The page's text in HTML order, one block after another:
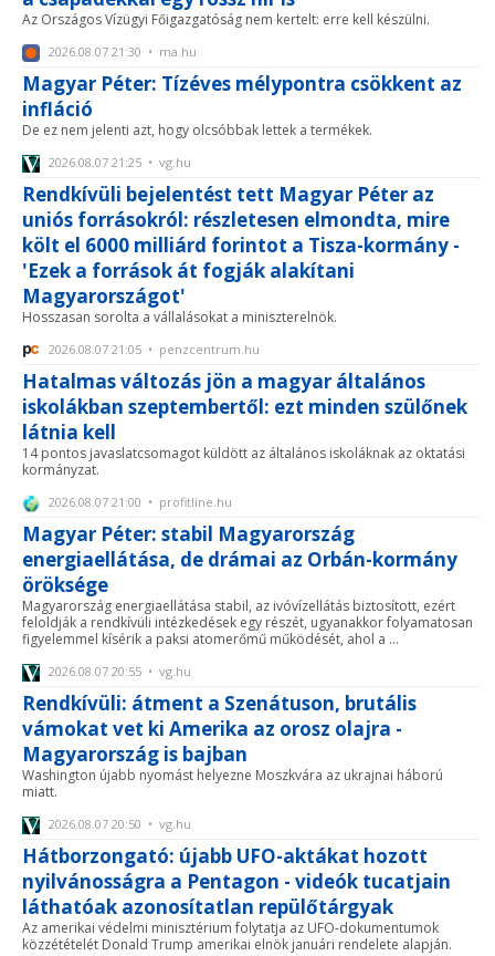
Az Országos Vízügyi Főigazgatóság nem kertelt: erre kell készülni.
2026.08.07 21:30 • ma.hu
Magyar Péter: Tízéves mélypontra csökkent az
infláció
De ez nem jelenti azt, hogy olcsóbbak lettek a termékek.
2026.08.07 21:25 • vg.hu
Rendkívüli bejelentést tett Magyar Péter az
uniós forrásokról: részletesen elmondta, mire
költ el 6000 milliárd forintot a Tisza-kormány -
'Ezek a források át fogják alakítani
Magyarországot'
Hosszasan sorolta a vállalásokat a miniszterelnök.
2026.08.07 21:05 • penzcentrum.hu
Hatalmas változás jön a magyar általános
iskolákban szeptembertől: ezt minden szülőnek
látnia kell
14 pontos javaslatcsomagot küldött az általános iskoláknak az oktatási
kormányzat.
2026.08.07 21:00 • profitline.hu
Magyar Péter: stabil Magyarország
energiaellátása, de drámai az Orbán-kormány
öröksége
Magyarország energiaellátása stabil, az ivóvízellátás biztosított, ezért
feloldják a rendkívüli intézkedések egy részét, ugyanakkor folyamatosan
figyelemmel kísérik a paksi atomerőmű működését, ahol a ...
2026.08.07 20:55 • vg.hu
Rendkívüli: átment a Szenátuson, brutális
vámokat vet ki Amerika az orosz olajra -
Magyarország is bajban
Washington újabb nyomást helyezne Moszkvára az ukrajnai háború
miatt.
2026.08.07 20:50 • vg.hu
Hátborzongató: újabb UFO-aktákat hozott
nyilvánosságra a Pentagon - videók tucatjain
láthatóak azonosítatlan repülőtárgyak
Az amerikai védelmi minisztérium folytatja az UFO-dokumentumok
közzétételét Donald Trump amerikai elnök januári rendelete alapján.